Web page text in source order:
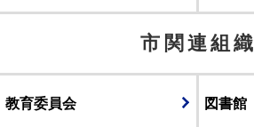
市関連組織
教育委員会 図書館